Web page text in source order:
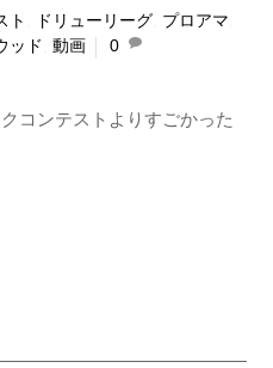
ト ドリューリーグ プロアマ
ッド
,動画 0
コンテストよりすごかった